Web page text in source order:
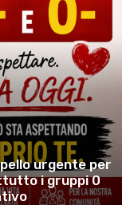
urgente per
i gruppi 0